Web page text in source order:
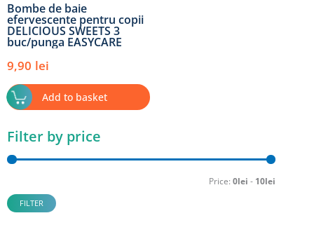
Filter by price
price
price
FILTER
Price:0lei - 10lei
Bombe de baie
efervescente pentru copii
DELICIOUS SWEETS 3
buc/punga EASYCARE
9,90 lei
Add to basket